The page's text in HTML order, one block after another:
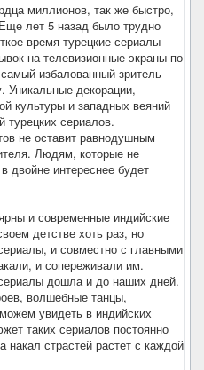
миллионов, так же быстро,
лет 5 назад было трудно
время турецкие сериалы
на телевизионные экраны по
избалованный зритель
Уникальные декорации,
культуры и западных веяний
турецких сериалов.
не оставит равнодушным
Людям, которые не
двойне интереснее будет
и современные индийские
детстве хоть раз, но
и совместно с главными
и сопереживали им.
дошла и до наших дней.
волшебные танцы,
увидеть в индийских
таких сериалов постоянно
накал страстей растет с каждой